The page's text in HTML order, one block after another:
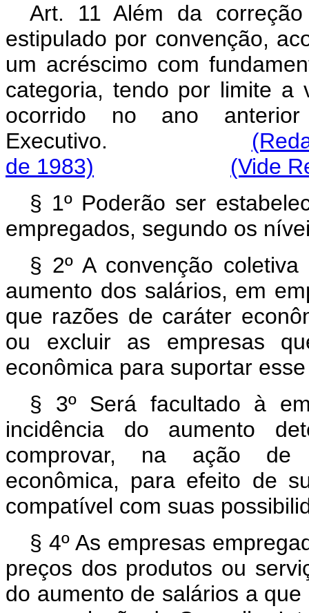
Art. 11 Além da
estipulado por convenção,
um acréscimo com
categoria, tendo por limite
ocorrido no ano
Executivo.
de 1983)
(Vide
§ 1º Poderão ser
empregados, segundo os
§ 2º A convenção
aumento dos salários, em
que razões de caráter
ou excluir as empresas
econômica para suportar
§ 3º Será facultado à
incidência do aumento
comprovar, na ação de
econômica, para efeito de
compatível com suas
§ 4º As empresas
preços dos produtos ou
do aumento de salários a